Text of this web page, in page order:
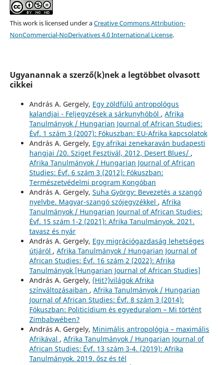
This work is licensed under aCreative Commons Attribution-
NonCommercial-NoDerivatives 4.0 International License.
Ugyanannak a szerző(k)nek a legtöbbet olvasott
cikkei
András A. Gergely, Egy zöldfülű antropológus
kalandjai - Feljegyzések a sárkunyhóból , Afrika
Tanulmányok / Hungarian Journal of African Studies:
Évf. 1 szám 3 (2007): Fókuszban: EU-Afrika kapcsolatok
András A. Gergely, Egy afrikai zenekaraván budapesti
hangjai /20. Sziget Fesztivál, 2012, Desert Blues/ ,
Afrika Tanulmányok / Hungarian Journal of African
Studies: Évf. 6 szám 3 (2012): Fókuszban:
Természetvédelmi program Kongóban
András A. Gergely, Suha György: Bevezetés a szangó
nyelvbe. Magyar-szangó szójegyzékkel , Afrika
Tanulmányok / Hungarian Journal of African Studies:
Évf. 15 szám 1-2 (2021): Afrika Tanulmányok. 2021.
tavasz és nyár
András A. Gergely, Egy migrációgazdaság lehetséges
útjáról , Afrika Tanulmányok / Hungarian Journal of
African Studies: Évf. 16 szám 2 (2022): Afrika
Tanulmányok [Hungarian Journal of African Studies]
András A. Gergely, (Hit?)világok Afrika
színváltozásaiban , Afrika Tanulmányok / Hungarian
Journal of African Studies: Évf. 8 szám 3 (2014):
Fókuszban: Politicídium és egyeduralom – Mi történt
Zimbabwében?
András A. Gergely, Minimális antropológia – maximális
Afrikával , Afrika Tanulmányok / Hungarian Journal of
African Studies: Évf. 13 szám 3-4. (2019): Afrika
Tanulmányok. 2019. ősz és tél